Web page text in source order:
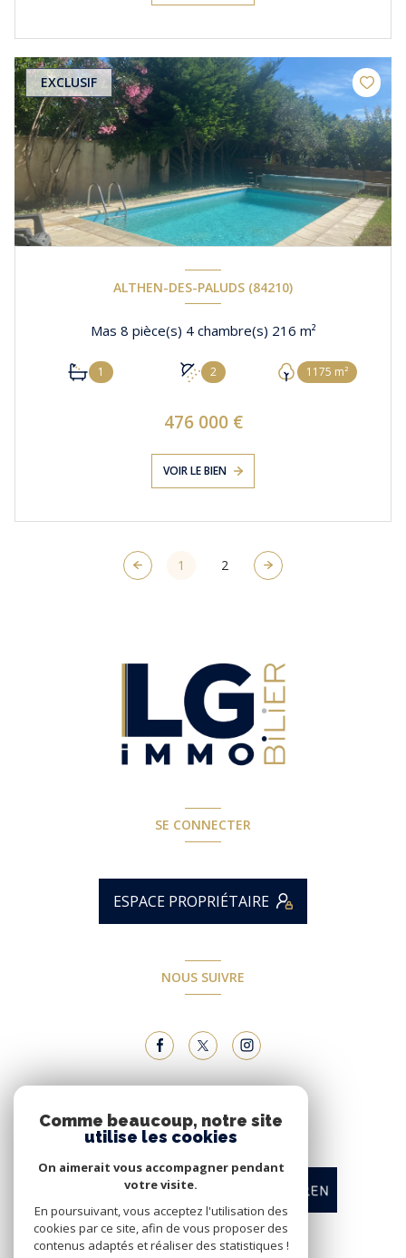
EXCLUSIF
ALTHEN-DES-PALUDS (84210)
Mas 8 pièce(s) 4 chambre(s) 216 m²
1 2 1175 m²
476 000 €
VOIR LE BIEN
1 2
SE CONNECTER
ESPACE PROPRIÉTAIRE
NOUS SUIVRE
NOUS ADHÉRONS
Comme beaucoup, notre site
utilise les cookies
On aimerait vous accompagner pendant
votre visite.
En poursuivant, vous acceptez l'utilisation des
cookies par ce site, afin de vous proposer des
contenus adaptés et réaliser des statistiques !